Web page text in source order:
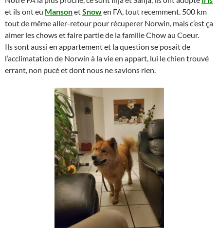
et ils ont eu MansonetSnowen FA, tout recemment. 500 km
tout de même aller-retour pour récuperer Norwin, mais c’est ça
aimer les chows et faire partie de la famille Chow au Coeur.
Ils sont aussi en appartement et la question se posait de
l’acclimatation de Norwin à la vie en appart, lui le chien trouvé
errant, non pucé et dont nous ne savions rien.